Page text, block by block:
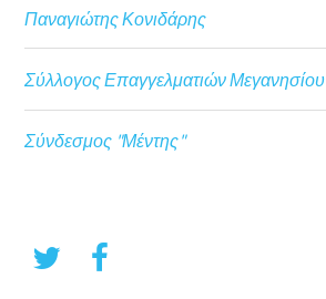
Παναγιώτης Κονιδάρης
Σύλλογος Επαγγελματιών Μεγανησίου
Σύνδεσμος "Μέντης"